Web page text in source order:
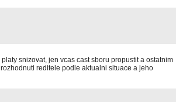
snizovat, jen vcas cast sboru propustit a ostatnim
reditele podle aktualni situace a jeho